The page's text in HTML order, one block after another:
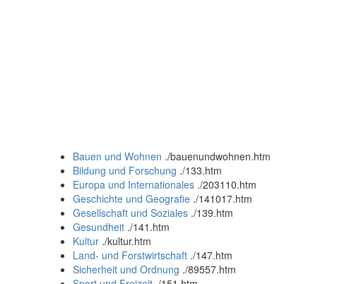
Bauen und Wohnen ./bauenundwohnen.htm
Bildung und Forschung ./133.htm
Europa und Internationales ./203110.htm
Geschichte und Geografie ./141017.htm
Gesellschaft und Soziales ./139.htm
Gesundheit ./141.htm
Kultur ./kultur.htm
Land- und Forstwirtschaft ./147.htm
Sicherheit und Ordnung ./89557.htm